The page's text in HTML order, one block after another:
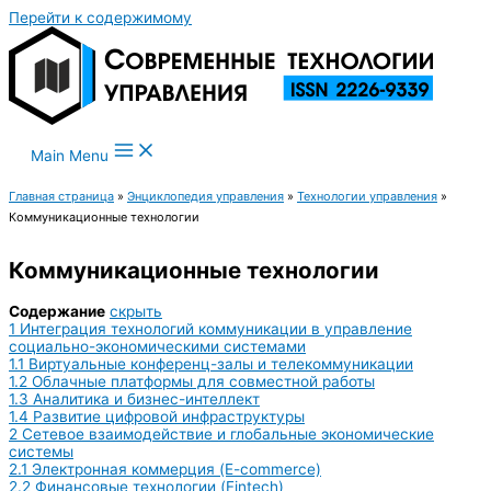
Перейти к содержимому
Main Menu
Главная страница » Энциклопедия управления » Технологии управления »
Коммуникационные технологии
Коммуникационные технологии
Содержание скрыть
1 Интеграция технологий коммуникации в управление
социально-экономическими системами
1.1 Виртуальные конференц-залы и телекоммуникации
1.2 Облачные платформы для совместной работы
1.3 Аналитика и бизнес-интеллект
1.4 Развитие цифровой инфраструктуры
2 Сетевое взаимодействие и глобальные экономические
системы
2.1 Электронная коммерция (E-commerce)
2.2 Финансовые технологии (Fintech)